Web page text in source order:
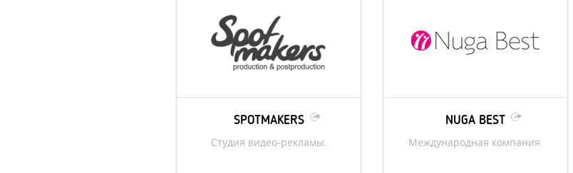
SPOTMAKERS
Студия видео-рекламы.
NUGA BEST
Международная компания.